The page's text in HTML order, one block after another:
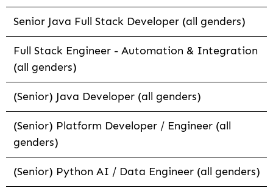
Senior Java Full Stack Developer (all genders)
Full Stack Engineer - Automation & Integration
(all genders)
(Senior) Java Developer (all genders)
(Senior) Platform Developer / Engineer (all
genders)
(Senior) Python AI / Data Engineer (all genders)